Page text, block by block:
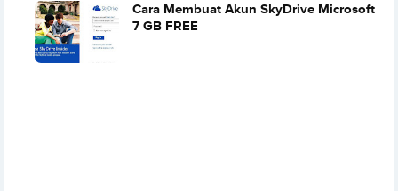
Cara Membuat Akun SkyDrive Microsoft
7 GB FREE